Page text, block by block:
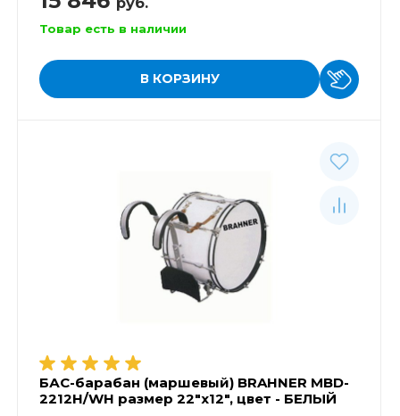
Товар есть в наличии
В КОРЗИНУ
БАС-барабан (маршевый) BRAHNER MBD-
2212H/WH размер 22"x12", цвет - БЕЛЫЙ